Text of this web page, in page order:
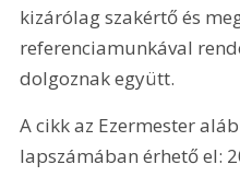
kizárólag szakértő és
referenciamunkával
dolgoznak együtt.
A cikk az Ezermester
lapszámában érhető el: